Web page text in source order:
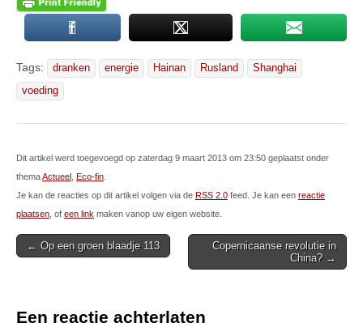
Tags: dranken energie Hainan Rusland
Shanghai
voeding
Dit artikel werd toegevoegd op zaterdag 9 maart 2013 om 23:50 geplaatst onder
themaActueel Eco-fin
Je kan de reacties op dit artikel volgen via de RSS 2.0 feed. Je kan een reactie
plaatsen , of een link maken vanop uw eigen website.
Post
← Op een groen blaadje 113
Copernicaanse revolutie in
China? →
Een reactie achterlaten